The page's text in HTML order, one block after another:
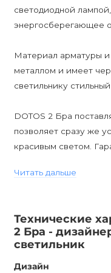
светодиодной
энергосберегающее
Материал арматуры
металлом и имеет
светильнику
DOTOS 2 Бра
позволяет сразу же
красивым светом.
Диммирование этого
Все эти
просто бра - это
Читать дальше
Технические
2 Бра -
светильник
Дизайн